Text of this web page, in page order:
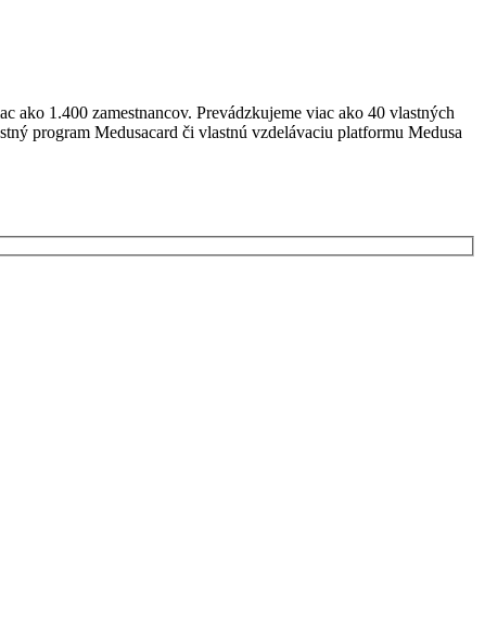
ako 1.400 zamestnancov. Prevádzkujeme viac ako 40 vlastných
program Medusacard či vlastnú vzdelávaciu platformu Medusa